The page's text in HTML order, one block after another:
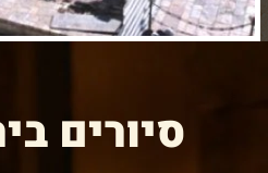
סיורים